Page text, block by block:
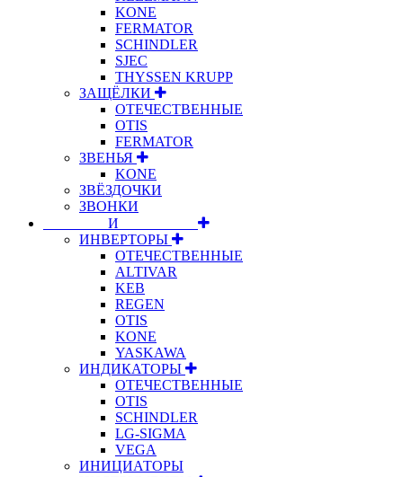
KONE
FERMATOR
SCHINDLER
SJEC
THYSSEN KRUPP
ЗАЩЁЛКИ
ОТЕЧЕСТВЕННЫЕ
OTIS
FERMATOR
ЗВЕНЬЯ
KONE
ЗВЁЗДОЧКИ
ЗВОНКИ
⠀⠀⠀⠀⠀⠀И⠀⠀⠀⠀⠀⠀⠀
ИНВЕРТОРЫ
ОТЕЧЕСТВЕННЫЕ
ALTIVAR
KEB
REGEN
OTIS
KONE
YASKAWA
ИНДИКАТОРЫ
ОТЕЧЕСТВЕННЫЕ
OTIS
SCHINDLER
LG-SIGMA
VEGA
ИНИЦИАТОРЫ